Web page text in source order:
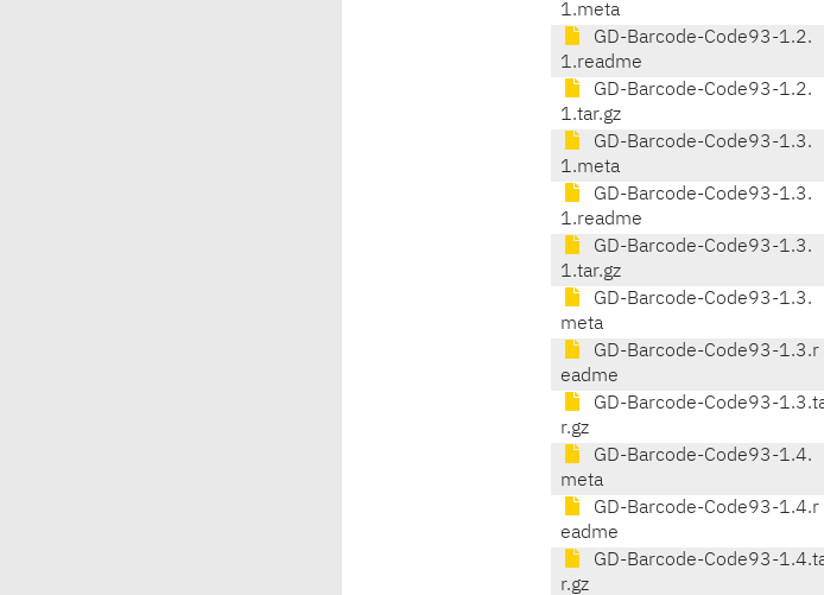
1.meta
GD-Barcode-Code93-1.2.
1.readme
GD-Barcode-Code93-1.2.
1.tar.gz
GD-Barcode-Code93-1.3.
1.meta
GD-Barcode-Code93-1.3.
1.readme
GD-Barcode-Code93-1.3.
1.tar.gz
GD-Barcode-Code93-1.3.
meta
GD-Barcode-Code93-1.3.r
eadme
GD-Barcode-Code93-
r.gz
GD-Barcode-Code93-1.4.
meta
GD-Barcode-Code93-1.4.r
eadme
GD-Barcode-Code93-
r.gz